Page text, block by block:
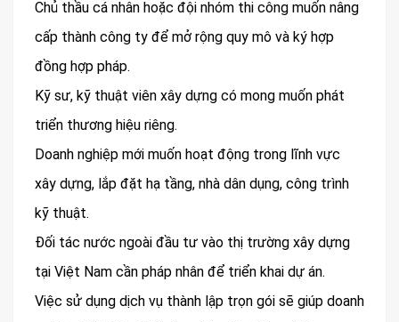
Chủ thầu cá nhân hoặc đội nhóm thi công muốn nâng
cấp thành công ty để mở rộng quy mô và ký hợp
đồng hợp pháp.
Kỹ sư, kỹ thuật viên xây dựng có mong muốn phát
triển thương hiệu riêng.
Doanh nghiệp mới muốn hoạt động trong lĩnh vực
xây dựng, lắp đặt hạ tầng, nhà dân dụng, công trình
kỹ thuật.
Đối tác nước ngoài đầu tư vào thị trường xây dựng
tại Việt Nam cần pháp nhân để triển khai dự án.
Việc sử dụng dịch vụ thành lập trọn gói sẽ giúp doanh